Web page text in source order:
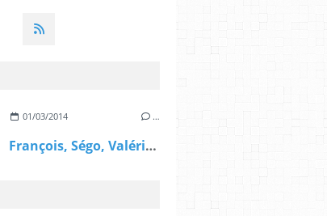
01/03/2014 …
François, Ségo, Valérie, Julie et les autres